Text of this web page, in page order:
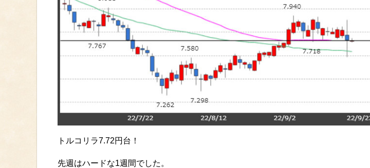
トルコリラ7.72円台！
先週はハードな1週間でした。